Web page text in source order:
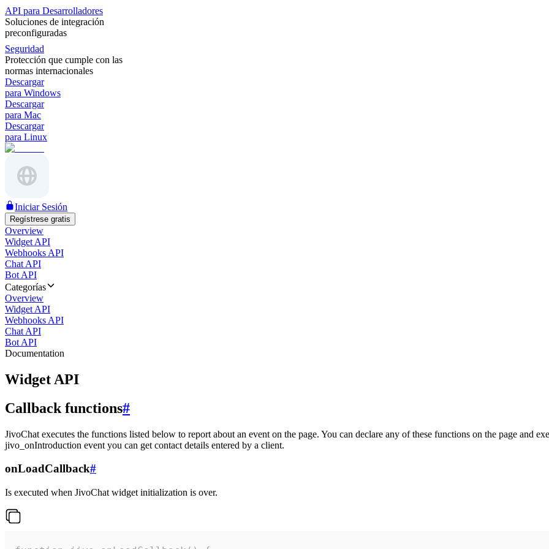
API para Desarrolladores
Soluciones de integración
preconfiguradas
Seguridad
Protección que cumple con las
normas internacionales
Descargar
para Windows
Descargar
para Mac
Descargar
para Linux
Iniciar Sesión
Regístrese gratis
Overview
Widget API
Webhooks API
Chat API
Bot API
Categorías
Overview
Widget API
Webhooks API
Chat API
Bot API
Documentation
Widget API
Callback functions#
JivoChat executes the functions listed below to report about an event on the page. You can declare any of these functions on the page and
jivo_onIntroduction event you can get contact details entered by a client.
onLoadCallback#
Is executed when JivoChat widget initialization is over.